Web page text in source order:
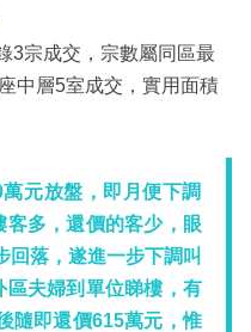
3宗成交，宗數屬同區最
中層5室成交，實用面積
元放盤，即月便下調
客多，還價的客少，眼
回落，遂進一步下調叫
夫婦到單位睇樓，有
隨即還價615萬元，惟